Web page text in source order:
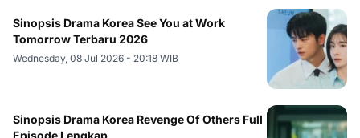
Sinopsis Drama Korea See You at Work
Tomorrow Terbaru 2026
Wednesday, 08 Jul 2026 - 20:18 WIB
Sinopsis Drama Korea Revenge Of Others Full
Episode Lengkap